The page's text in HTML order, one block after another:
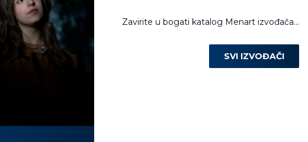
Zavirite u bogati katalog Menart izvođača...
SVI IZVOĐAČI